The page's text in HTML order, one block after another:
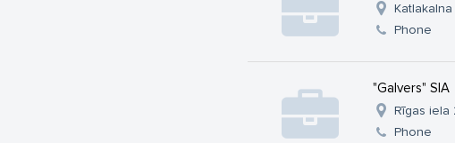
Katlakalna
Phone
"Galvers" SIA
Rīgas iela
Phone